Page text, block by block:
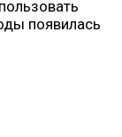
появилась